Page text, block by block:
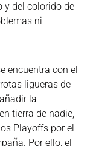
y del colorido de
ni
encuentra con el
ligueras de
la
tierra de nadie,
Playoffs por el
Por ello, el